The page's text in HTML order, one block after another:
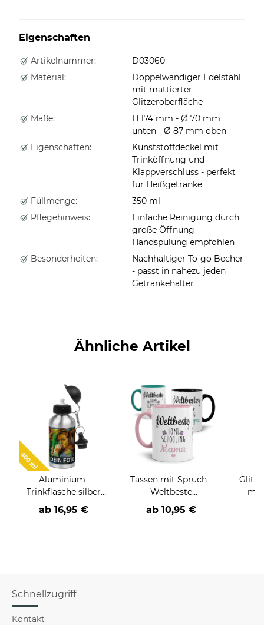
Eigenschaften
Artikelnummer:
D03060
Material:
Doppelwandiger Edelstahl
mit mattierter
Glitzeroberfläche
Maße:
H 174 mm - Ø 70 mm
unten - Ø 87 mm oben
Eigenschaften:
Kunststoffdeckel mit
Trinköffnung und
Klappverschluss - perfekt
für Heißgetränke
Füllmenge:
350 ml
Pflegehinweis:
Einfache Reinigung durch
große Öffnung -
Handspülung empfohlen
Besonderheiten:
Nachhaltiger To-go Becher
- passt in nahezu jeden
Getränkehalter
Ähnliche Artikel
Aluminium-
Trinkflasche silber
400 ml
ab 16,95 €
Tassen mit Spruch -
Weltbeste
Homeschooling
Helfer in der Familie
ab 10,95 €
mit
Schnellzugriff
Kontakt